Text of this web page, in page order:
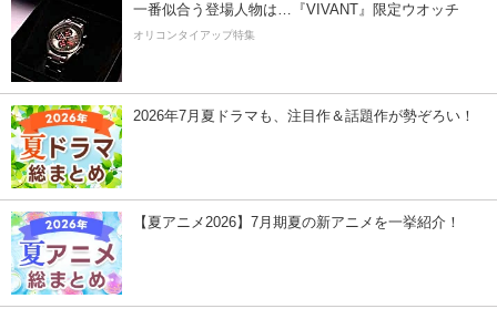
一番似合う登場人物は…『VIVANT』限定ウオッチ
オリコンタイアップ特集
2026年7月夏ドラマも、注目作＆話題作が勢ぞろい！
【夏アニメ2026】7月期夏の新アニメを一挙紹介！